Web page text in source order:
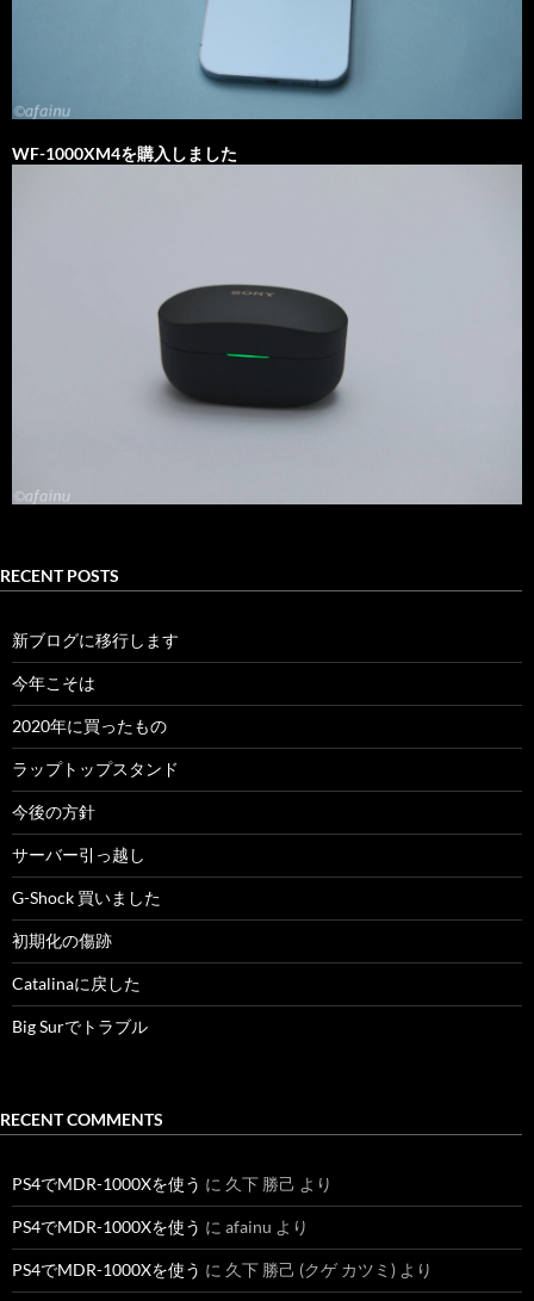
WF-1000XM4を購入しました
RECENT POSTS
新ブログに移行します
今年こそは
2020年に買ったもの
ラップトップスタンド
今後の方針
サーバー引っ越し
G-Shock 買いました
初期化の傷跡
Catalinaに戻した
Big Surでトラブル
RECENT COMMENTS
PS4でMDR-1000Xを使う に 久下 勝己 より
PS4でMDR-1000Xを使う に afainu より
PS4でMDR-1000Xを使う に 久下 勝己 (クゲ カツミ) より